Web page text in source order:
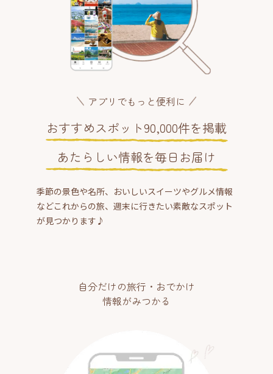
アプリでもっと便利に
おすすめスポット90,000件を掲載
あたらしい情報を毎日お届け
季節の景色や名所、おいしいスイーツやグルメ情報
などこれからの旅、週末に行きたい素敵なスポット
が見つかります♪
自分だけの旅行・おでかけ
情報がみつかる